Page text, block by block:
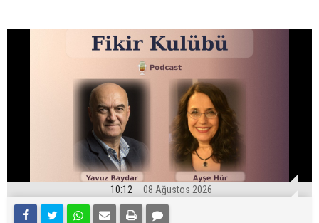
10:12 08 Ağustos 2026